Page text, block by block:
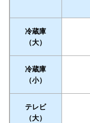
冷蔵庫
（大）
冷蔵庫
（小）
テレビ
（大）